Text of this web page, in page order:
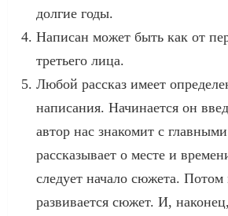
долгие годы.
Написан может быть как от
третьего лица.
Любой рассказ имеет
написания. Начинается он
автор нас знакомит с
рассказывает о месте и
следует начало сюжета.
развивается сюжет. И,